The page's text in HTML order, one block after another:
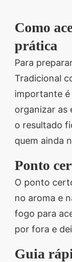
Como
prática
Para
Tradicional
importante
organizar as
o resultado
quem ainda
Ponto
O ponto
no aroma e
fogo para
por fora e
Guia